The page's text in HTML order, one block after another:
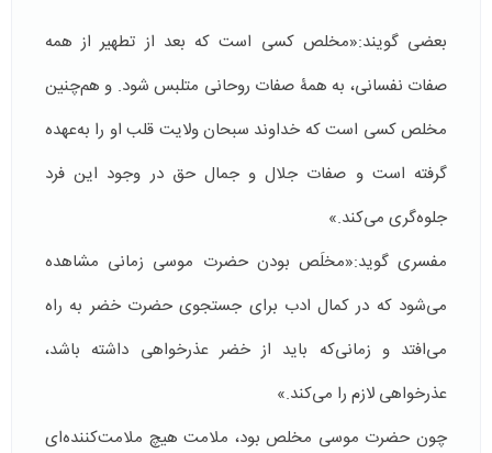
بعضی گویند:«مخلص کسی است که بعد از تطهیر از همه
صفات نفسانی، به همۀ صفات روحانی متلبس شود. و هم‌چنین
مخلص کسی است که خداوند سبحان ولایت قلب او را به‌عهده
گرفته است و صفات جلال و جمال حق در وجود این فرد
جلوه‌گری می‌کند.»
مفسری گوید:«مخلَص بودن حضرت موسی زمانی مشاهده
می‌شود که در کمال ادب برای جستجوی حضرت خضر به راه
می‌افتد و زمانی‌که باید از خضر عذرخواهی داشته باشد،
عذرخواهی لازم را می‌کند.»
چون حضرت موسی مخلص بود، ملامت هیچ ملامت‌کننده‌ای